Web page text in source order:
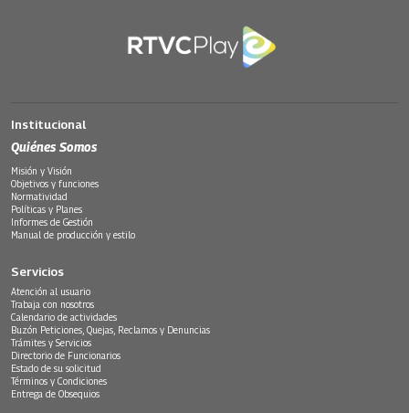
Institucional
Quiénes Somos
Misión y Visión
Objetivos y funciones
Normatividad
Políticas y Planes
Informes de Gestión
Manual de producción y estilo
Servicios
Atención al usuario
Trabaja con nosotros
Calendario de actividades
Buzón Peticiones, Quejas, Reclamos y Denuncias
Trámites y Servicios
Directorio de Funcionarios
Estado de su solicitud
Términos y Condiciones
Entrega de Obsequios